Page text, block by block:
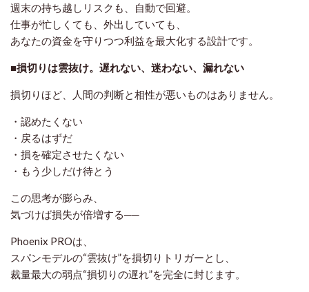
週末の持ち越しリスクも、 自動で回避。
仕事が忙しくても、外出していても、
あなたの資金を守りつつ利益を最大化する設計です。
■損切りは雲抜け。遅れない、迷わない、漏れない
損切りほど、人間の判断と相性が悪いものはありません。
・認めたくない
・戻るはずだ
・損を確定させたくない
・もう少しだけ待とう
この思考が膨らみ、
気づけば損失が倍増する──
Phoenix PROは、
スパンモデルの“雲抜け”を損切りトリガーとし、
裁量最大の弱点“損切りの遅れ”を完全に封じます。